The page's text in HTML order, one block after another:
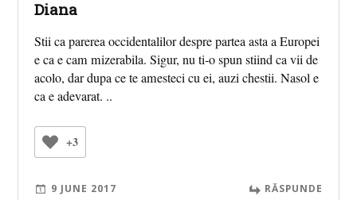
Diana
Stii ca parerea occidentalilor despre partea asta a Europei
e ca e cam mizerabila. Sigur, nu ti-o spun stiind ca vii de
acolo, dar dupa ce te amesteci cu ei, auzi chestii. Nasol e
ca e adevarat. ..
+3
9 JUNE 2017 RĂSPUNDE